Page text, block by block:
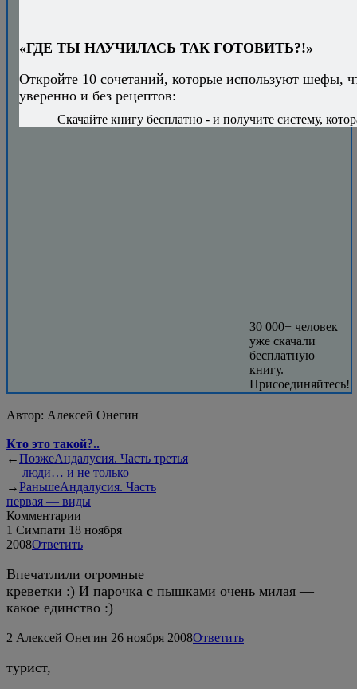
30 000+ человек
уже скачали
бесплатную
книгу.
Присоединяйтесь!
Автор: Алексей Онегин
Кто это такой?..
←ПозжеАндалусия. Часть третья
— люди… и не только
→РаньшеАндалусия. Часть
первая — виды
Комментарии
1 Симпати 18 ноября
2008Ответить
Впечатлили огромные
креветки :) И парочка с пышками очень милая —
какое единство :)
2 Алексей Онегин 26 ноября 2008Ответить
турист,
«ГДЕ ТЫ НАУЧИЛАСЬ ТАК ГОТОВИТЬ?!»
Откройте 10 сочетаний, которые используют шефы,
уверенно и без рецептов:
Скачайте книгу бесплатно - и получите систему,